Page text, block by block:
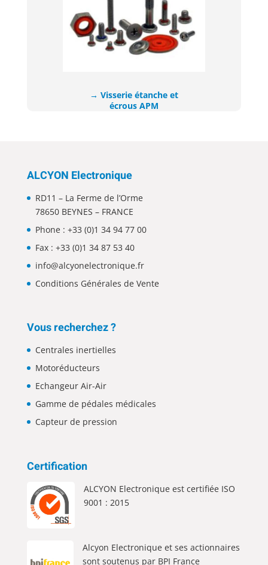
→ Visserie étanche et
écrous APM​
ALCYON Electronique
RD11 – La Ferme de l’Orme
78650 BEYNES – FRANCE
Phone : +33 (0)1 34 94 77 00
Fax : +33 (0)1 34 87 53 40
info@alcyonelectronique.fr
Conditions Générales de Vente
Vous recherchez ?
Centrales inertielles
Motoréducteurs
Echangeur Air-Air
Gamme de pédales médicales
Capteur de pression
Certification
ALCYON Electronique est certifiée ISO
9001 : 2015
Alcyon Electronique et ses actionnaires
sont soutenus par BPI France